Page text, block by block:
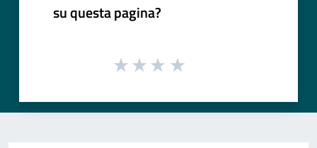
su questa pagina?